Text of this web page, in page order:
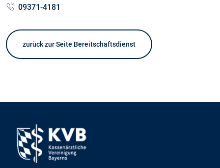
09371-4181
zurück zur Seite Bereitschaftsdienst